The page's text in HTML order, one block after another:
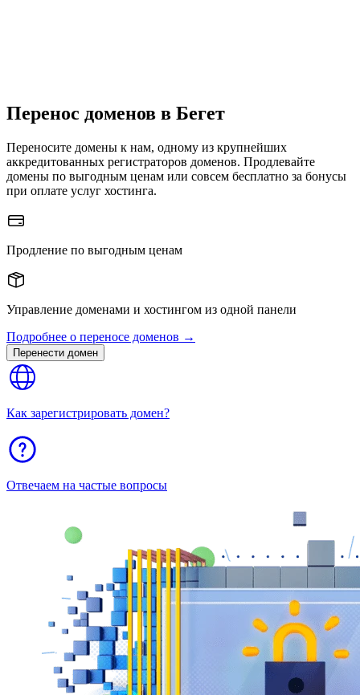
Перенос доменов в Бегет
Переносите домены к нам, одному из крупнейших
аккредитованных регистраторов доменов. Продлевайте
домены по выгодным ценам или совсем бесплатно за бонусы
при оплате услуг хостинга.
Продление по выгодным ценам
Управление доменами и хостингом из одной панели
Подробнее о переносе доменов →
Перенести домен
Как зарегистрировать домен?
Отвечаем на частые вопросы